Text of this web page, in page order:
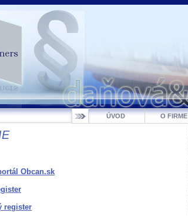
ÚVOD O FIRME
Obcan.sk
register